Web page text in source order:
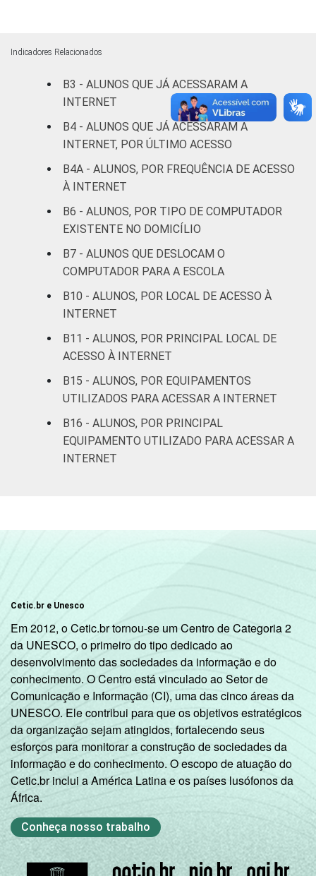
ano do
Ensino
Fundamental
83
Ensino
83
Fonte: CGI.br/NIC.br, Centro Regional de
Sociedade da Informação (Cetic.br),
Pesquisa sobre o uso das Tecnologias de
Informação e Comunicação nas escolas
brasileiras - TIC Educação 2016
Indicadores Relacionados
B3 - ALUNOS QUE JÁ ACESSARAM A
INTERNET
B4 - ALUNOS QUE JÁ ACESSARAM A
INTERNET, POR ÚLTIMO ACESSO
B4A - ALUNOS, POR FREQUÊNCIA DE ACESSO
À INTERNET
B6 - ALUNOS, POR TIPO DE COMPUTADOR
EXISTENTE NO DOMICÍLIO
B7 - ALUNOS QUE DESLOCAM O
COMPUTADOR PARA A ESCOLA
B10 - ALUNOS, POR LOCAL DE ACESSO À
INTERNET
B11 - ALUNOS, POR PRINCIPAL LOCAL DE
ACESSO À INTERNET
B15 - ALUNOS, POR EQUIPAMENTOS
UTILIZADOS PARA ACESSAR A INTERNET
B16 - ALUNOS, POR PRINCIPAL
EQUIPAMENTO UTILIZADO PARA ACESSAR A
INTERNET
Cetic.br e Unesco
Em 2012, o Cetic.br tornou-se um Centro de Categoria 2
da UNESCO, o primeiro do tipo dedicado ao
desenvolvimento das sociedades da informação e do
conhecimento. O Centro está vinculado ao Setor de
Comunicação e Informação (CI), uma das cinco áreas da
UNESCO. Ele contribui para que os objetivos estratégicos
da organização sejam atingidos, fortalecendo seus
esforços para monitorar a construção de sociedades da
informação e do conhecimento. O escopo de atuação do
Cetic.br inclui a América Latina e os países lusófonos da
África.
Conheça nosso trabalho